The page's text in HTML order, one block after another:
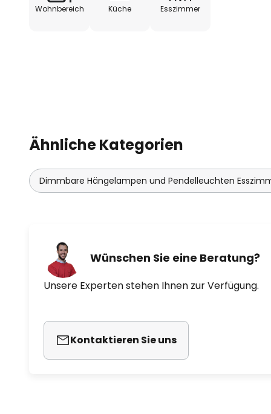
Wohnbereich Küche Esszimmer
Ähnliche Kategorien
Dimmbare Hängelampen und Pendelleuchten
Wünschen Sie eine Beratung?
Unsere Experten stehen Ihnen zur Verfügung.
Kontaktieren Sie uns